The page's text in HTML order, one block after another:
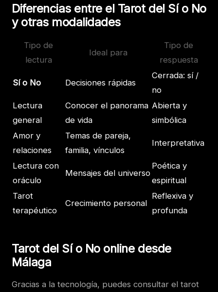
Diferencias entre el Tarot del Sí o No
y otras modalidades
Tipo de
lectura
Ideal para
Tipo de
respuesta
Sí o No Decisiones rápidas
Cerrada: sí /
no
Lectura
general
Conocer el panorama
de vida
Abierta y
simbólica
Amor y
relaciones
Temas de pareja,
familia, vínculos
Interpretativa
Lectura con
oráculo
Mensajes del universo
Poética y
espiritual
Tarot
terapéutico
Crecimiento personal
Reflexiva y
profunda
Tarot del Sí o No online desde
Málaga
Gracias a la tecnología, puedes consultar el tarot